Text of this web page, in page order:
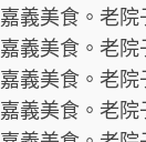
嘉義美食。老
嘉義美食。老
嘉義美食。老院
嘉義美食。老